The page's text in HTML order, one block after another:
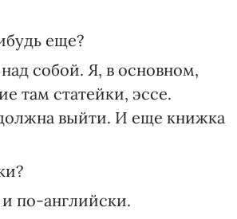
еще?
собой. Я, в основном,
там статейки, эссе.
выйти. И еще книжка
по-английски.